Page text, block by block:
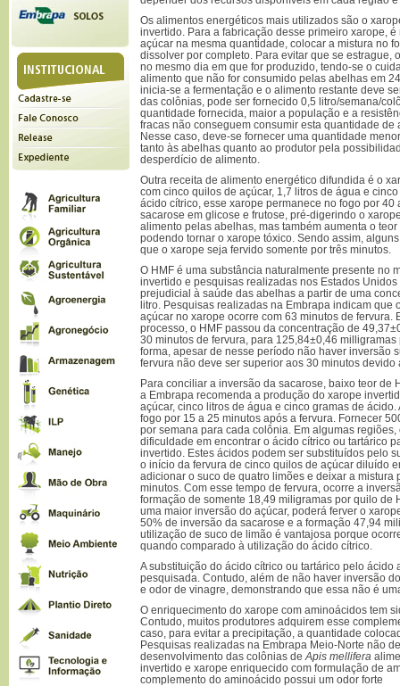
Os alimentos energéticos mais utilizados são o
invertido. Para a fabricação desse primeiro xarope,
açúcar na mesma quantidade, colocar a mistura no
dissolver por completo. Para evitar que se estrague,
no mesmo dia em que for produzido, tendo-se o
alimento que não for consumido pelas abelhas em
inicia-se a fermentação e o alimento restante deve
das colônias, pode ser fornecido 0,5 litro/semana/
quantidade fornecida, maior a população e a
fracas não conseguem consumir esta quantidade de
Nesse caso, deve-se fornecer uma quantidade
tanto às abelhas quanto ao produtor pela
desperdício de alimento.
Outra receita de alimento energético difundida é o
com cinco quilos de açúcar, 1,7 litros de água e
ácido cítrico, esse xarope permanece no fogo por 40
sacarose em glicose e frutose, pré-digerindo o
alimento pelas abelhas, mas também aumenta o
podendo tornar o xarope tóxico. Sendo assim,
que o xarope seja fervido somente por três minutos.
O HMF é uma substância naturalmente presente no
invertido e pesquisas realizadas nos Estados
prejudicial à saúde das abelhas a partir de uma
litro. Pesquisas realizadas na Embrapa indicam que
açúcar no xarope ocorre com 63 minutos de fervura.
processo, o HMF passou da concentração de
30 minutos de fervura, para 125,84±0,46
forma, apesar de nesse período não haver inversão
fervura não deve ser superior aos 30 minutos
Para conciliar a inversão da sacarose, baixo teor de
a Embrapa recomenda a produção do xarope
açúcar, cinco litros de água e cinco gramas de
fogo por 15 a 25 minutos após a fervura. Fornecer
por semana para cada colônia. Em algumas
dificuldade em encontrar o ácido cítrico ou tartárico
invertido. Estes ácidos podem ser substituídos pelo
o início da fervura de cinco quilos de açúcar diluído
adicionar o suco de quatro limões e deixar a mistura
minutos. Com esse tempo de fervura, ocorre a
formação de somente 18,49 miligramas por quilo de
uma maior inversão do açúcar, poderá ferver o
50% de inversão da sacarose e a formação 47,94
utilização de suco de limão é vantajosa porque
quando comparado à utilização do ácido cítrico.
A substituição do ácido cítrico ou tartárico pelo ácido
pesquisada. Contudo, além de não haver inversão
e odor de vinagre, demonstrando que essa não é
O enriquecimento do xarope com aminoácidos tem
Contudo, muitos produtores adquirem esse
caso, para evitar a precipitação, a quantidade
Pesquisas realizadas na Embrapa Meio-Norte não
desenvolvimento das colônias de Apis mellifera
invertido e xarope enriquecido com formulação de
complemento do aminoácido possui um odor forte